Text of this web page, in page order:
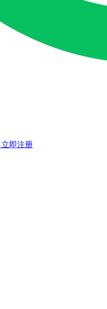
立即注册